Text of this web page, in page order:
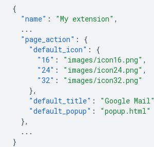
{
"name" : "My extension" ,
...
"page_action" :
{
"default_icon" : {
"16" : "images/icon16.png" ,
"24" : "images/icon24.png" ,
"32" : "images/icon32.png"
},
"default_title" : "Google Mail"
"default_popup" : "popup.html"
},
...
}